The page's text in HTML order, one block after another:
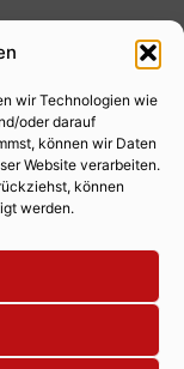
wir Technologien wie
oder darauf
können wir Daten
Website verarbeiten.
können
werden.